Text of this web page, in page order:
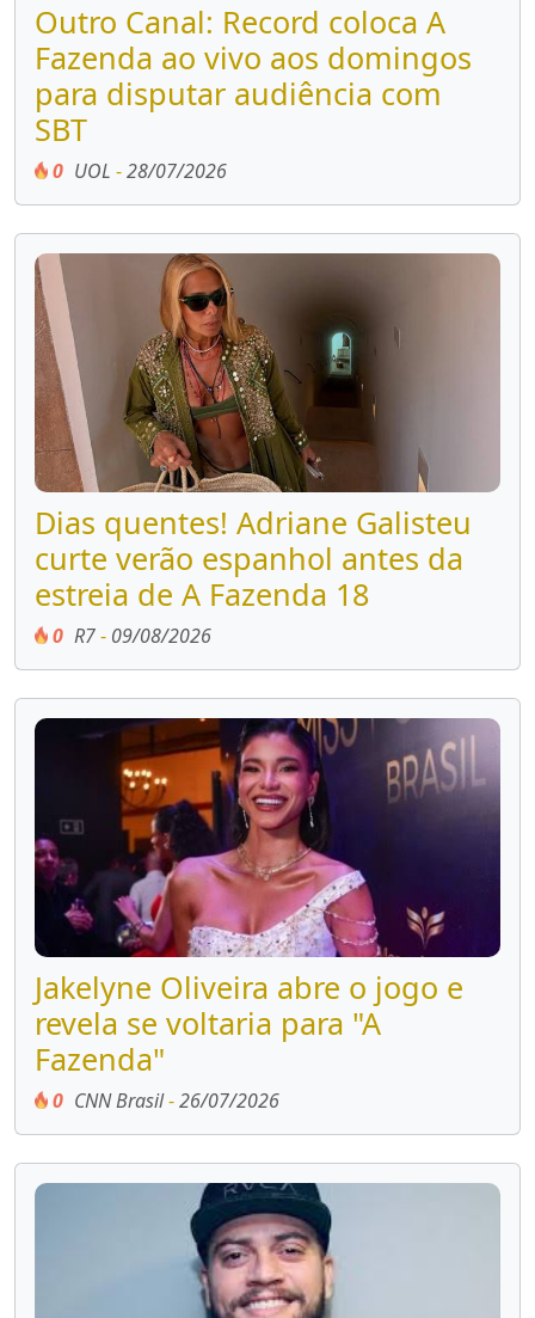
Outro Canal: Record coloca A
Fazenda ao vivo aos domingos
para disputar audiência com
SBT
0 UOL -28/07/2026
Dias quentes! Adriane Galisteu
curte verão espanhol antes da
estreia de A Fazenda 18
0 R7- 09/08/2026
Jakelyne Oliveira abre o jogo e
revela se voltaria para "A
Fazenda"
0 CNN Brasil-26/07/2026